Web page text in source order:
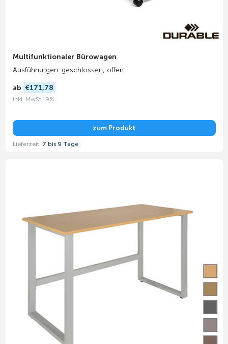
Multifunktionaler Bürowagen
Ausführungen: geschlossen, offen
ab €171,78
inkl. MwSt 19%
zum Produkt
Lieferzeit: 7 bis 9 Tage